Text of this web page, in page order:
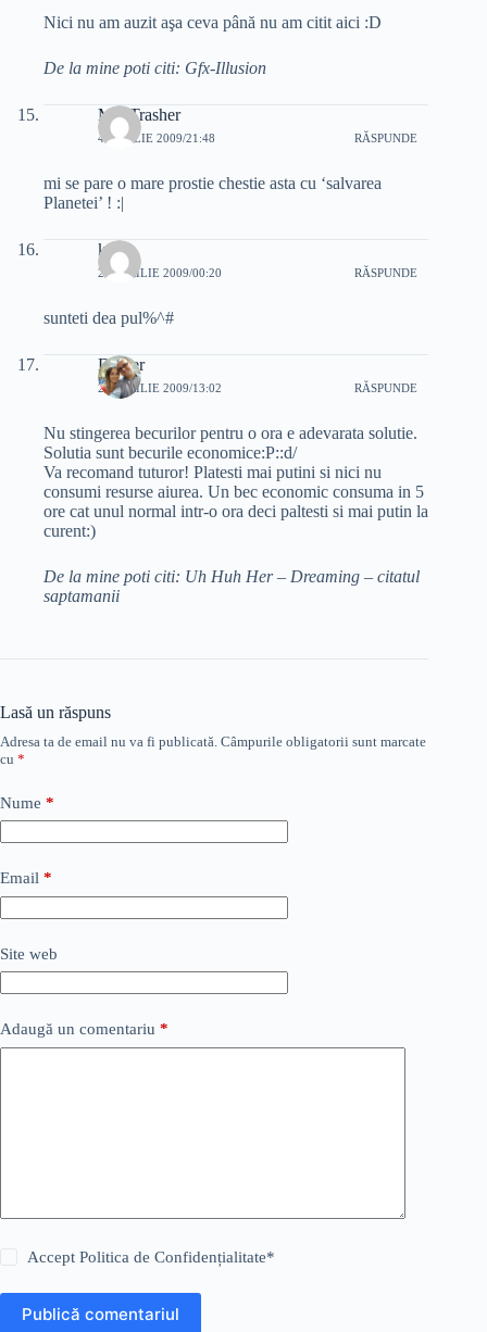
Nici nu am auzit aşa ceva până nu am citit aici :D
De la mine poti citi: Gfx-Illusion
MadTrasher
4 APRILIE 2009/21:48 RĂSPUNDE
mi se pare o mare prostie chestie asta cu ‘salvarea
Planetei’ ! :|
koku
24 APRILIE 2009/00:20 RĂSPUNDE
sunteti dea pul%^#
Dexter
24 APRILIE 2009/13:02 RĂSPUNDE
Nu stingerea becurilor pentru o ora e adevarata solutie.
Solutia sunt becurile economice:P::d/
Va recomand tuturor! Platesti mai putini si nici nu
consumi resurse aiurea. Un bec economic consuma in 5
ore cat unul normal intr-o ora deci paltesti si mai putin la
curent:)
De la mine poti citi: Uh Huh Her – Dreaming – citatul
saptamanii
Lasă un răspuns
Adresa ta de email nu va fi publicată. Câmpurile obligatorii sunt marcate
cu *
Nume *
Email *
Site web
Adaugă un comentariu *
AcceptPolitica de Confidențialitate*
Publică comentariul